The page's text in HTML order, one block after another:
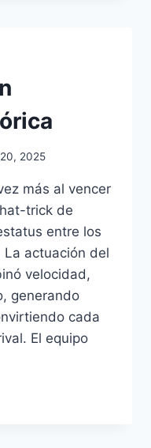
2025
más al vencer
trick de
entre los
actuación del
velocidad,
generando
cada
El equipo